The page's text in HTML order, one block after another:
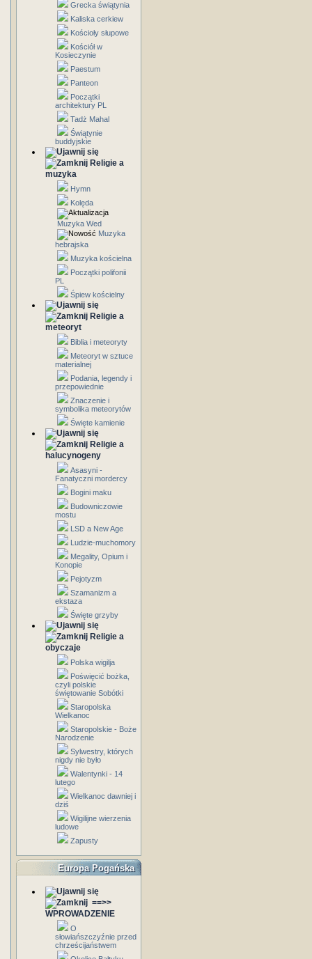
Grecka świątynia
Kaliska cerkiew
Kościoły słupowe
Kościół w
Kosieczynie
Paestum
Panteon
Początki
architektury PL
Tadż Mahal
Świątynie
buddyjskie
Religie a
muzyka
Hymn
Kolęda
Muzyka Wed
Muzyka
hebrajska
Muzyka kościelna
Początki polifonii
PL
Śpiew kościelny
Religie a
meteoryt
Biblia i meteoryty
Meteoryt w sztuce
materialnej
Podania, legendy i
przepowiednie
Znaczenie i
symbolika meteorytów
Święte kamienie
Religie a
halucynogeny
Asasyni -
Fanatyczni mordercy
Bogini maku
Budowniczowie
mostu
LSD a New Age
Ludzie-muchomory
Megality, Opium i
Konopie
Pejotyzm
Szamanizm a
ekstaza
Święte grzyby
Religie a
obyczaje
Polska wigilja
Poświęcić bożka,
czyli polskie
świętowanie Sobótki
Staropolska
Wielkanoc
Staropolskie - Boże
Narodzenie
Sylwestry, których
nigdy nie było
Walentynki - 14
lutego
Wielkanoc dawniej i
dziś
Wigilijne wierzenia
ludowe
Zapusty
Europa Pogańska
==>>
WPROWADZENIE
O
słowiańszczyźnie przed
chrześcijaństwem